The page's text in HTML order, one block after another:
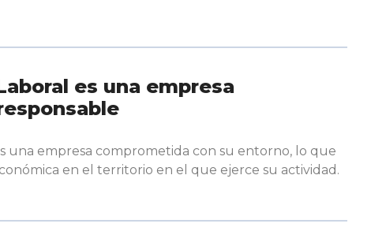
es una empresa
una empresa comprometida con su entorno, lo que
en el territorio en el que ejerce su actividad.